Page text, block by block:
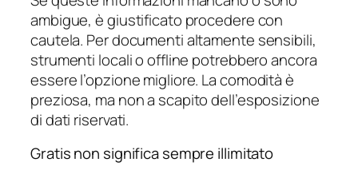
ambigue, è giustificato procedere con
cautela. Per documenti altamente sensibili,
strumenti locali o offline potrebbero ancora
essere l’opzione migliore. La comodità è
preziosa, ma non a scapito dell’esposizione
di dati riservati.
Gratis non significa sempre illimitato